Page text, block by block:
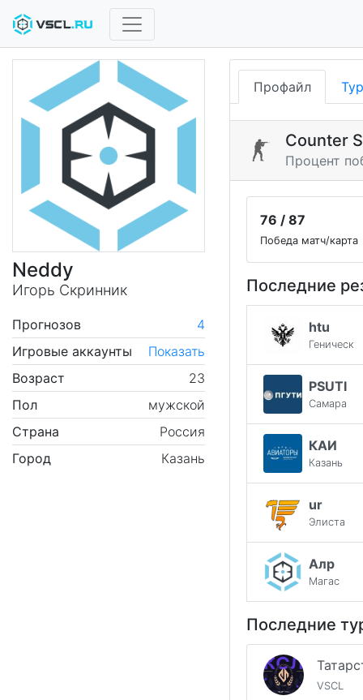
Neddy
Игорь Скринник
Прогнозов
4
Игровые аккаунты
Показать
Возраст
23
Пол
мужской
Страна
Россия
Город
Казань
Профайл
Counter
Процент
76 / 87
Победа матч/карта
Последние
htu
Геническ
PSUTI
Самара
КАИ
Казань
ur
Элиста
Алр
Магас
Последние
VSCL